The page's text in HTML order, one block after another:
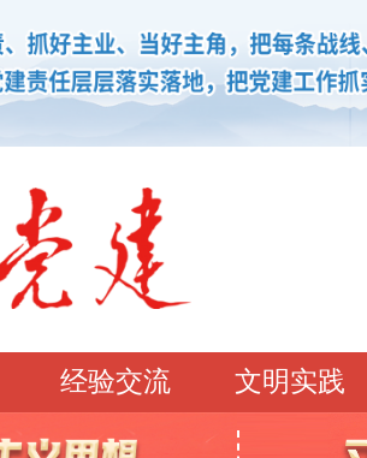
经验交流 文明实践
论强党 党建论坛 工